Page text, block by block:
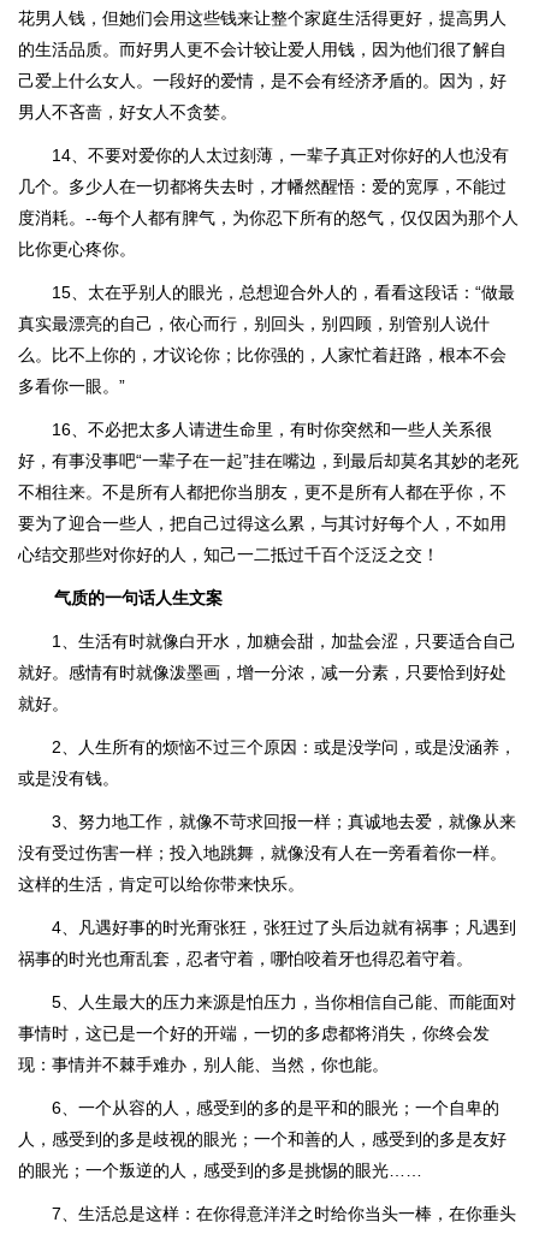
花男人钱，但她们会用这些钱来让整个家庭生活得更好，提高男人
的生活品质。而好男人更不会计较让爱人用钱，因为他们很了解自
己爱上什么女人。一段好的爱情，是不会有经济矛盾的。因为，好
男人不吝啬，好女人不贪婪。
14、不要对爱你的人太过刻薄，一辈子真正对你好的人也没有
几个。多少人在一切都将失去时，才幡然醒悟：爱的宽厚，不能过
度消耗。--每个人都有脾气，为你忍下所有的怒气，仅仅因为那个人
比你更心疼你。
15、太在乎别人的眼光，总想迎合外人的，看看这段话：“做最
真实最漂亮的自己，依心而行，别回头，别四顾，别管别人说什
么。比不上你的，才议论你；比你强的，人家忙着赶路，根本不会
多看你一眼。”
16、不必把太多人请进生命里，有时你突然和一些人关系很
好，有事没事吧“一辈子在一起”挂在嘴边，到最后却莫名其妙的老死
不相往来。不是所有人都把你当朋友，更不是所有人都在乎你，不
要为了迎合一些人，把自己过得这么累，与其讨好每个人，不如用
心结交那些对你好的人，知己一二抵过千百个泛泛之交！
气质的一句话人生文案
1、生活有时就像白开水，加糖会甜，加盐会涩，只要适合自己
就好。感情有时就像泼墨画，增一分浓，减一分素，只要恰到好处
就好。
2、人生所有的烦恼不过三个原因：或是没学问，或是没涵养，
或是没有钱。
3、努力地工作，就像不苛求回报一样；真诚地去爱，就像从来
没有受过伤害一样；投入地跳舞，就像没有人在一旁看着你一样。
这样的生活，肯定可以给你带来快乐。
4、凡遇好事的时光甭张狂，张狂过了头后边就有祸事；凡遇到
祸事的时光也甭乱套，忍者守着，哪怕咬着牙也得忍着守着。
5、人生最大的压力来源是怕压力，当你相信自己能、而能面对
事情时，这已是一个好的开端，一切的多虑都将消失，你终会发
现：事情并不棘手难办，别人能、当然，你也能。
6、一个从容的人，感受到的多的是平和的眼光；一个自卑的
人，感受到的多是歧视的眼光；一个和善的人，感受到的多是友好
的眼光；一个叛逆的人，感受到的多是挑惕的眼光……
7、生活总是这样：在你得意洋洋之时给你当头一棒，在你垂头